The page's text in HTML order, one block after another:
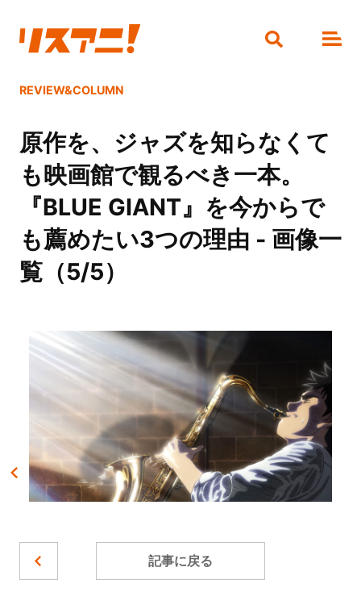
REVIEW&COLUMN
原作を、ジャズを知らなくて
も映画館で観るべき一本。
『BLUE GIANT』を今からで
も薦めたい3つの理由 - 画像一
覧（5/5）
記事に戻る